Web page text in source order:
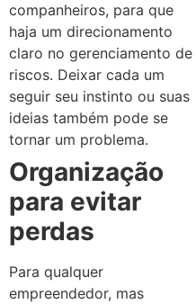
companheiros, para que
haja um direcionamento
claro no gerenciamento de
riscos. Deixar cada um
seguir seu instinto ou suas
ideias também pode se
tornar um problema.
Organização
para evitar
perdas
Para qualquer
empreendedor, mas